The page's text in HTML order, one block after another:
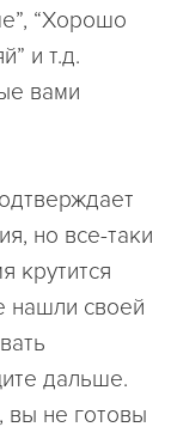
“Хорошо
и т.д.
вами
но все-таки
крутится
нашли своей
дальше.
вы не готовы